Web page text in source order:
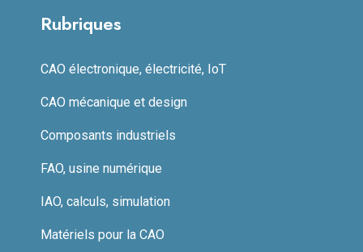
Rubriques
CAO électronique, électricité, IoT
CAO mécanique et design
Composants industriels
FAO, usine numérique
IAO, calculs, simulation
Matériels pour la CAO